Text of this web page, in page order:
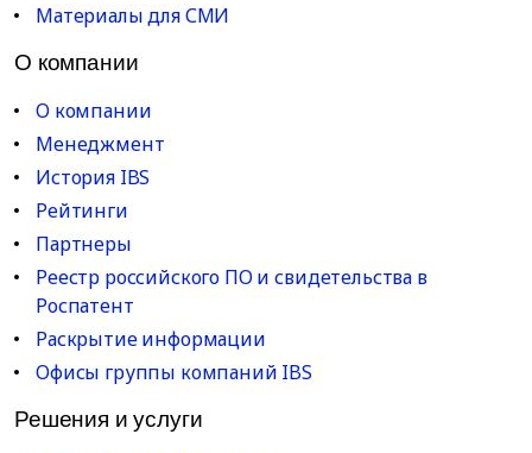
Материалы для СМИ
О компании
О компании
Менеджмент
История IBS
Рейтинги
Партнеры
Реестр российского ПО и свидетельства в
Роспатент
Раскрытие информации
Офисы группы компаний IBS
Решения и услуги